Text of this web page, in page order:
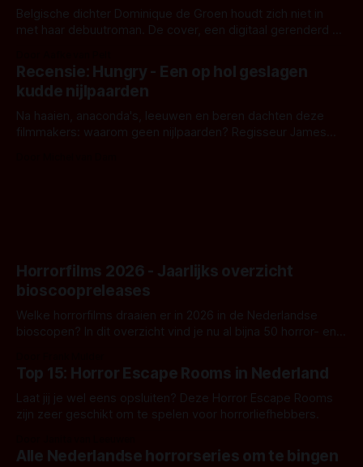
Belgische dichter Dominique de Groen houdt zich niet in
met haar debuutroman. De cover, een digitaal gerenderd en
achtergrond, belooft iets kleurrijks maar onheilspellends,
iets ongrijpbaars. En dat maakt De Groen met ieder woord
waar.
Recensie: Hungry - Een op hol geslagen
kudde nijlpaarden
Na haaien, anaconda's, leeuwen en beren dachten deze
filmmakers: waarom geen nijlpaarden? Regisseur James
Horrorfilms 2026 - Jaarlijks overzicht
bioscoopreleases
Welke horrorfilms draaien er in 2026 in de Nederlandse
bioscopen? In dit overzicht vind je nu al bijna 50 horror- en
Top 15: Horror Escape Rooms in Nederland
Laat jij je wel eens opsluiten? Deze Horror Escape Rooms
zijn zeer geschikt om te spelen voor horrorliefhebbers.
Alle Nederlandse horrorseries om te bingen